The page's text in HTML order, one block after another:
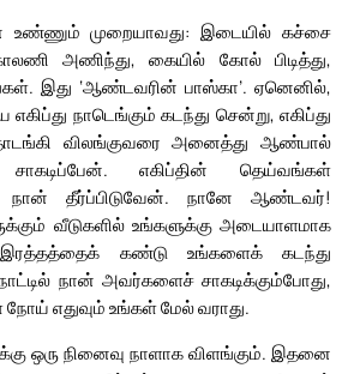
முறையாவது: இடையில் கச்சை
அணிந்து, கையில் கோல் பிடித்து,
இது ‘ஆண்டவரின் பாஸ்கா’. ஏனெனில்,
நாடெங்கும் கடந்து சென்று, எகிப்து
விலங்குவரை அனைத்து ஆண்பால்
சாகடிப்பேன். எகிப்தின் தெய்வங்கள்
நான் தீர்ப்பிடுவேன். நானே ஆண்டவர்!
வீடுகளில் உங்களுக்கு அடையாளமாக
கண்டு உங்களைக் கடந்து
நான் அவர்களைச் சாகடிக்கும்போது,
எதுவும் உங்கள் மேல் வராது.
ஒரு நினைவு நாளாக விளங்கும். இதனை